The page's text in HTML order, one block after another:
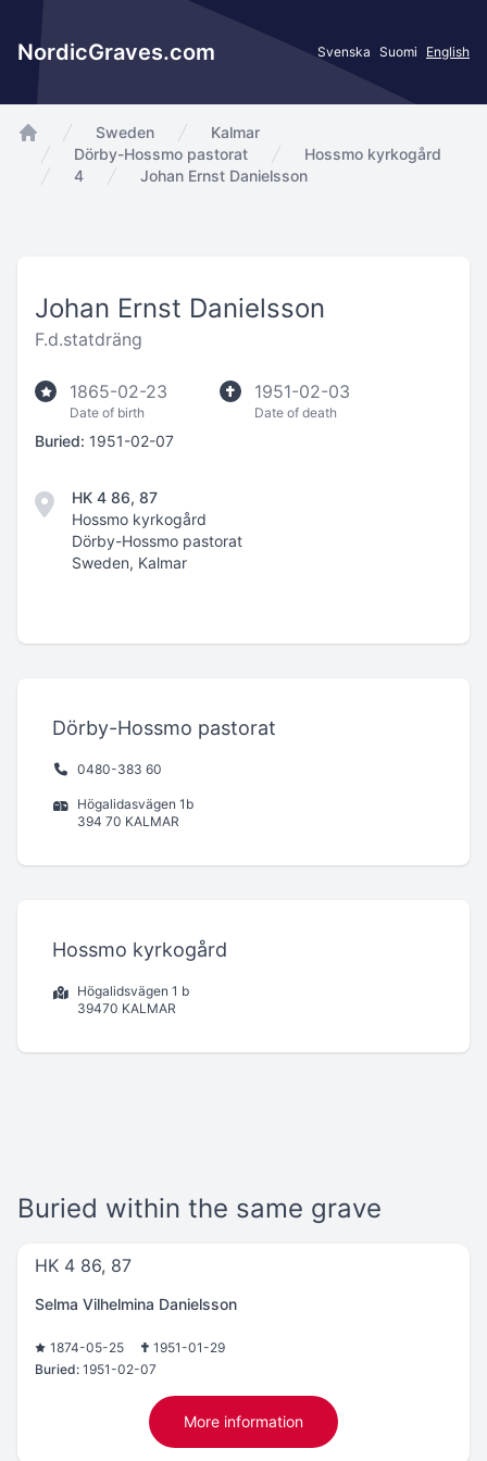
NordicGraves.com Svenska Suomi English
app.Start
Sweden
Kalmar
Dörby-Hossmo pastorat
Hossmo kyrkogård
4
Johan Ernst Danielsson
Johan Ernst Danielsson
F.d.statdräng
1865-02-23
Date of birth
1951-02-03
Date of death
Buried: 1951-02-07
HK 4 86, 87
Hossmo kyrkogård
Dörby-Hossmo pastorat
Sweden, Kalmar
Dörby-Hossmo pastorat
0480-383 60
Högalidasvägen 1b
394 70 KALMAR
Hossmo kyrkogård
Högalidsvägen 1 b
39470 KALMAR
Buried within the same grave
HK 4 86, 87
Selma Vilhelmina Danielsson
1874-05-25
1951-01-29
Buried: 1951-02-07
More information